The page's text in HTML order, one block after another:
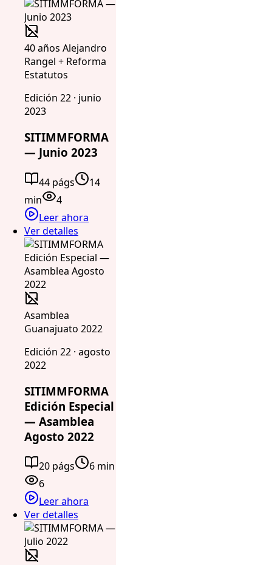
40 años Alejandro
Rangel + Reforma
Estatutos
Edición 22 · junio
2023
SITIMMFORMA
— Junio 2023
44 págs
14
min
4
Leer ahora
Ver detalles
Asamblea
Guanajuato 2022
Edición 22 · agosto
2022
SITIMMFORMA
Edición Especial
— Asamblea
Agosto 2022
20 págs
6 min
6
Leer ahora
Ver detalles